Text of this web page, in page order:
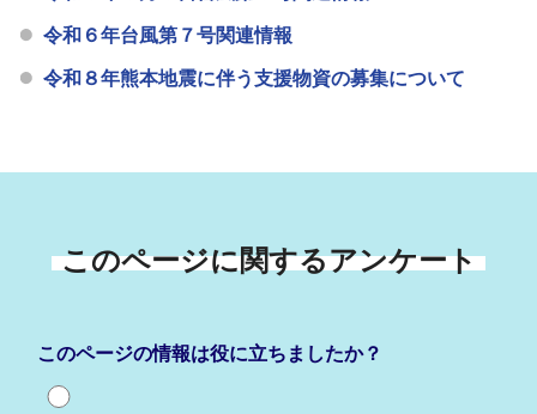
令和６年台風第７号関連情報
令和８年熊本地震に伴う支援物資の募集について
このページに関するアンケート
このページの情報は役に立ちましたか？